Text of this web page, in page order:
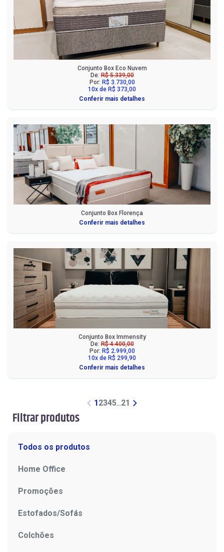
Filtrar produtos
Todos os produtos
Home Office
Promoções
Estofados/Sofás
Colchões
Conjunto Box Eco Nuvem
De:R$ 5.339,00
Por: R$ 3.730,00
10x de R$ 373,00
Conferir mais detalhes
Conjunto Box Florença
Conferir mais detalhes
Conjunto Box Immensity
De:R$ 4.400,00
Por: R$ 2.999,00
10x de R$ 299,90
Conferir mais detalhes
1 2345...21